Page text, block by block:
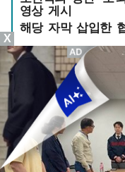
영상 게시
해당 자막 삽입한
X